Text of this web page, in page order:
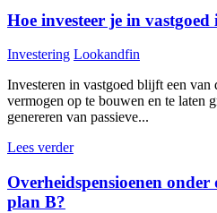
Hoe investeer je in vastgoed
Investering Lookandfin
Investeren in vastgoed blijft een van
vermogen op te bouwen en te laten
genereren van passieve...
Lees verder
Overheidspensioenen
plan B?